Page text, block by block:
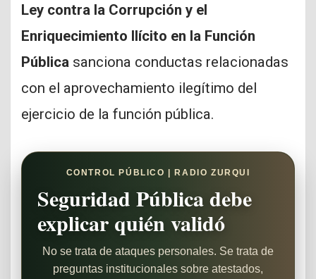
Ley contra la Corrupción y el
Enriquecimiento Ilícito en la Función
Pública sanciona conductas relacionadas
con el aprovechamiento ilegítimo del
ejercicio de la función pública.
CONTROL PÚBLICO | RADIO ZURQUI
Seguridad Pública debe
explicar quién validó
No se trata de ataques personales. Se trata de
preguntas institucionales sobre atestados,